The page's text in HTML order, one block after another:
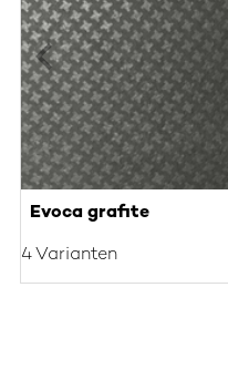
Evoca grafite
4 Varianten